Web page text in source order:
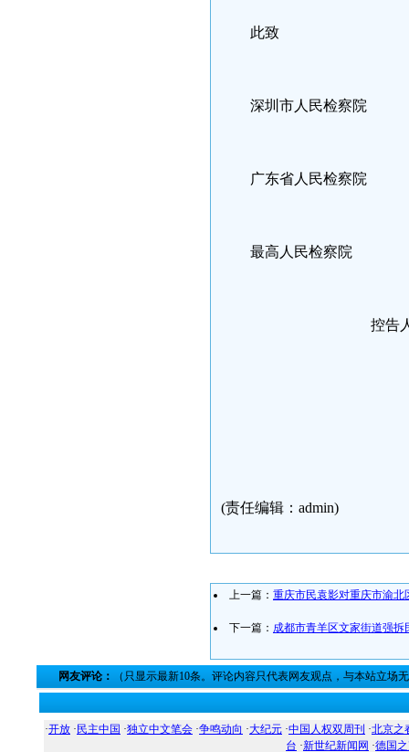
此致
深圳市人民检察院
广东省人民检察院
最高人民检察院
控告人：
(责任编辑：admin)
上一篇： 重庆市民袁影对重庆市渝北
下一篇： 成都市青羊区文家街道强拆
网友评论： （只显示最新10条。评论内容只代表网友观点，与本站立场
·开放 · 民主中国 ·独立中文笔会 ·争鸣动向 ·大纪元 ·中国人权双周刊 ·北京之
台 ·新世纪新闻网 ·德国